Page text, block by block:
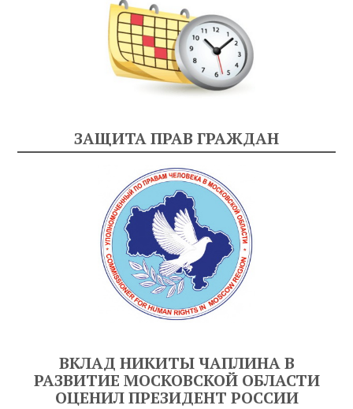
ЗАЩИТА ПРАВ ГРАЖДАН
ВКЛАД НИКИТЫ ЧАПЛИНА В
РАЗВИТИЕ МОСКОВСКОЙ ОБЛАСТИ
ОЦЕНИЛ ПРЕЗИДЕНТ РОССИИ